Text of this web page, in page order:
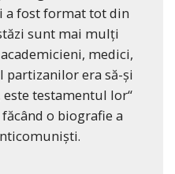
a fost format tot din
sunt mai mulți
medici,
partizanilor era să-și
testamentul lor“
o biografie a